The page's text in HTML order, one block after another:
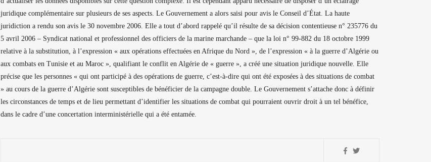
juridique complémentaire sur plusieurs de ses aspects. Le Gouvernement a alors saisi pour avis le Conseil d’État. La haute
juridiction a rendu son avis le 30 novembre 2006. Elle a tout d’abord rappelé qu’il résulte de sa décision contentieuse n° 235776 du
5 avril 2006 – Syndicat national et professionnel des officiers de la marine marchande – que la loi n° 99-882 du 18 octobre 1999
relative à la substitution, à l’expression « aux opérations effectuées en Afrique du Nord », de l’expression « à la guerre d’Algérie ou
aux combats en Tunisie et au Maroc », qualifiant le conflit en Algérie de « guerre », a créé une situation juridique nouvelle. Elle
précise que les personnes « qui ont participé à des opérations de guerre, c’est-à-dire qui ont été exposées à des situations de combat
» au cours de la guerre d’Algérie sont susceptibles de bénéficier de la campagne double. Le Gouvernement s’attache donc à définir
les circonstances de temps et de lieu permettant d’identifier les situations de combat qui pourraient ouvrir droit à un tel bénéfice,
dans le cadre d’une concertation interministérielle qui a été entamée.